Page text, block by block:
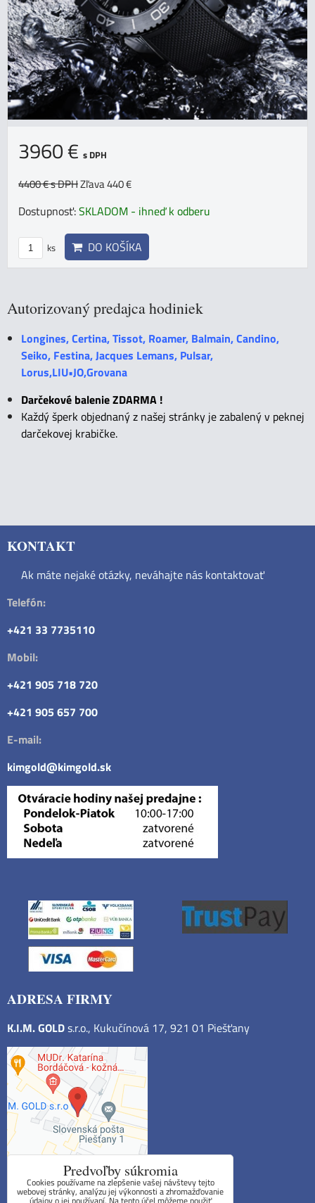
3960 € s DPH
4400 €s DPHZľava 440 €
Dostupnosť:SKLADOM - ihneď k odberu
ks DO KOŠÍKA
Autorizovaný predajca hodiniek
Longines, Certina, Tissot, Roamer, Balmain, Candino,
Seiko, Festina, Jacques Lemans, Pulsar,
Lorus,LIU•JO,Grovana
Darčekové balenie ZDARMA !
Každý šperk objednaný z našej stránky je zabalený v peknej
darčekovej krabičke.
KONTAKT
Ak máte nejaké otázky, neváhajte nás kontaktovať
Telefón:
+421 33 7735110
Mobil:
+421 905 718 720
+421 905 657 700
E-mail:
kimgold@kimgold.sk
ADRESA FIRMY
K.I.M. GOLDs.r.o., Kukučínová 17, 921 01 Piešťany
Predvoľby súkromia
Cookies používame na zlepšenie vašej návštevy tejto
webovej stránky, analýzu jej výkonnosti a zhromažďovanie